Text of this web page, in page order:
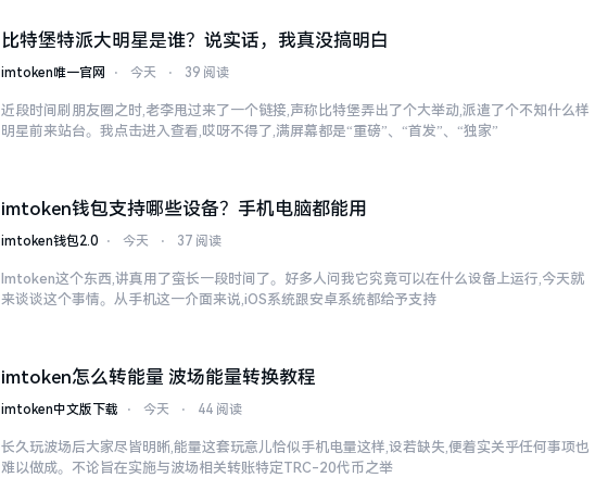
比特堡特派大明星是谁？说实话，我真没搞明白
imtoken唯一官网 ⋅ 今天 ⋅ 39 阅读
近段时间刷朋友圈之时,老李甩过来了一个链接,声称比特堡弄出了个大举动,派遣了个不知什么样
明星前来站台。我点击进入查看,哎呀不得了,满屏幕都是“重磅”、“首发”、“独家”
imtoken钱包支持哪些设备？手机电脑都能用
imtoken钱包2.0 ⋅ 今天 ⋅ 37 阅读
Imtoken这个东西,讲真用了蛮长一段时间了。好多人问我它究竟可以在什么设备上运行,今天就
来谈谈这个事情。从手机这一介面来说,iOS系统跟安卓系统都给予支持
imtoken怎么转能量 波场能量转换教程
imtoken中文版下载 ⋅ 今天 ⋅ 44 阅读
长久玩波场后大家尽皆明晰,能量这套玩意儿恰似手机电量这样,设若缺失,便着实关乎任何事项也
难以做成。不论旨在实施与波场相关转账特定TRC-20代币之举